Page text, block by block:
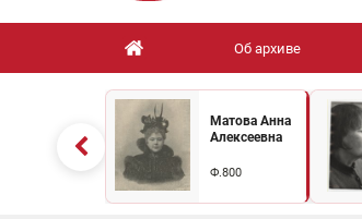
Об архиве
Матова Анна
Алексеевна
Ф.800